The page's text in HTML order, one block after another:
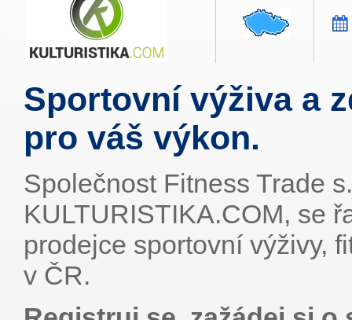
Sportovní výživa a
pro váš výkon.
Společnost Fitness Trade
KULTURISTIKA.COM, se
prodejce sportovní výživy,
v ČR.